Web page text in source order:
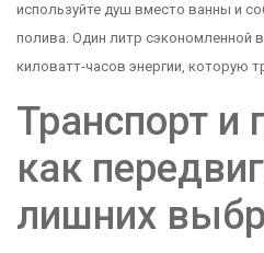
используйте душ вместо ванны и
полива. Один литр сэкономленной
киловатт‑часов энергии, которую
Транспорт и
как
лишних